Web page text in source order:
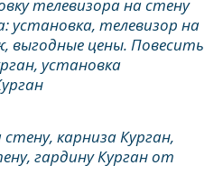
телевизора на стену
установка, телевизор на
выгодные цены. Повесить
установка
карниза Курган,
гардину Курган от